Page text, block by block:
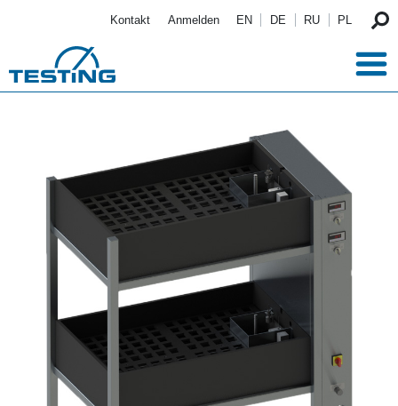
Kontakt Anmelden EN DE RU PL